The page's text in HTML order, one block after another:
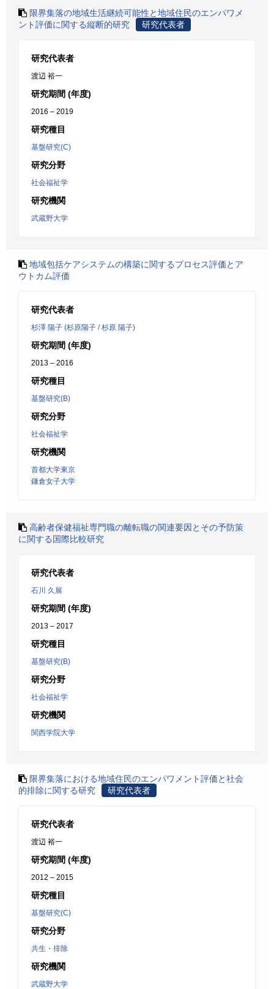
限界集落の地域生活継続可能性と地域住民のエンパワメ
ント評価に関する縦断的研究
研究代表者
研究代表者
渡辺 裕一
研究期間 (年度)
2016 – 2019
研究種目
基盤研究(C)
研究分野
社会福祉学
研究機関
武蔵野大学
地域包括ケアシステムの構築に関するプロセス評価とア
ウトカム評価
研究代表者
杉澤 陽子 (杉原陽子 / 杉原 陽子)
研究期間 (年度)
2013 – 2016
研究種目
基盤研究(B)
研究分野
社会福祉学
研究機関
首都大学東京
鎌倉女子大学
高齢者保健福祉専門職の離転職の関連要因とその予防策
に関する国際比較研究
研究代表者
石川 久展
研究期間 (年度)
2013 – 2017
研究種目
基盤研究(B)
研究分野
社会福祉学
研究機関
関西学院大学
限界集落における地域住民のエンパワメント評価と社会
的排除に関する研究
研究代表者
研究代表者
渡辺 裕一
研究期間 (年度)
2012 – 2015
研究種目
基盤研究(C)
研究分野
共生・排除
研究機関
武蔵野大学